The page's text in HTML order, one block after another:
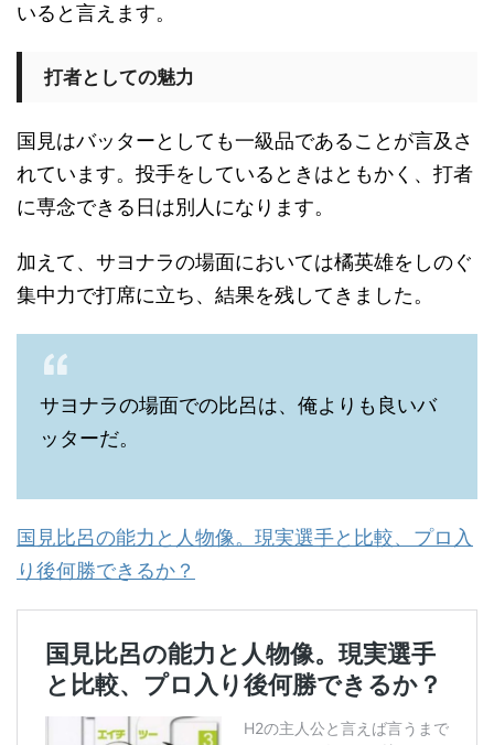
いると言えます。
打者としての魅力
国見はバッターとしても一級品であることが言及さ
れています。投手をしているときはともかく、打者
に専念できる日は別人になります。
加えて、サヨナラの場面においては橘英雄をしのぐ
集中力で打席に立ち、結果を残してきました。
サヨナラの場面での比呂は、俺よりも良いバ
ッターだ。
国見比呂の能力と人物像。現実選手と比較、プロ入
り後何勝できるか？